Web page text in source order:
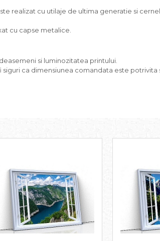
realizat cu utilaje de ultima generatie si
cu capse metalice.
si luminozitatea printului.
ca dimensiunea comandata este potrivita